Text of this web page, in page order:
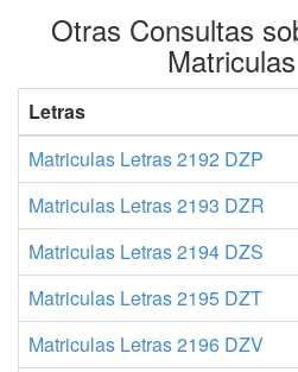
Otras Consultas
Letras
Matriculas Letras 2192 DZP
Matriculas Letras 2193 DZR
Matriculas Letras 2194 DZS
Matriculas Letras 2195 DZT
Matriculas Letras 2196 DZV